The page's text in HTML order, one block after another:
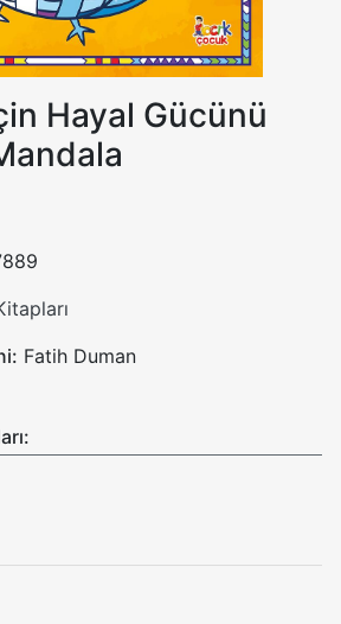
Hayal Gücünü
Fatih Duman